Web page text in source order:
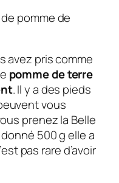
pomme de
avez pris comme
pomme de terre
. Il y a des pieds
vous
prenez la Belle
500 g elle a
pas rare d’avoir